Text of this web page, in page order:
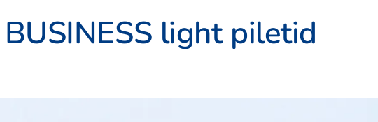
light piletid